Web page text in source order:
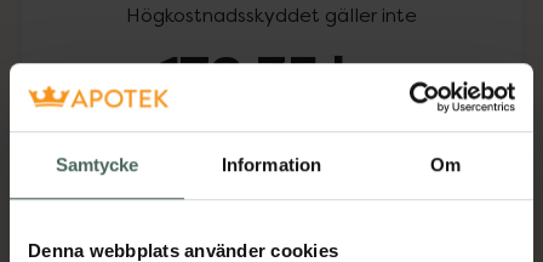
Samtycke Information Om
Denna webbplats använder cookies
Högkostnadsskyddet gäller inte
178,35 kr
I apotek:178,35 kr